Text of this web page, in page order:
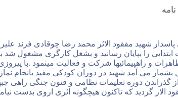
ابتدایی را بپایان رسانید و بشغل کارگری مشغول شد
و راهپیمائیها شرکت و فعالیت مینمود .با
بشمار می آمد شهید در دوران کودکی مقید بانجام
گذراندن دوره تعلیمات نظامی و فنون جنگی راهی